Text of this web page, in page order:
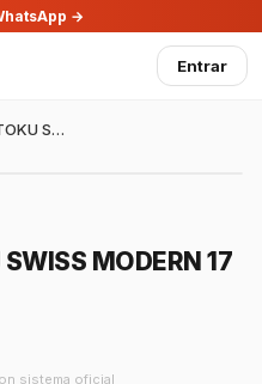
→
Entrar
CUCHILLO SANTOKU SWISS MODERN 17 CM M/NOGAL
MODERN 17
sistema oficial